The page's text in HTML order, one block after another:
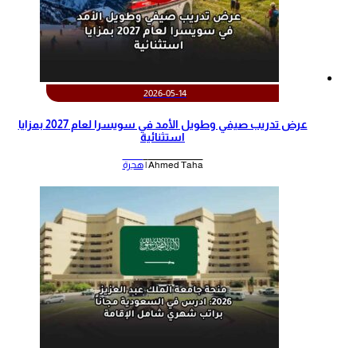
2026-05-14
عرض تدريب صيفي وطويل الأمد في سويسرا لعام 2027 بمزايا
استثنائية
Ahmed Taha | هجرة